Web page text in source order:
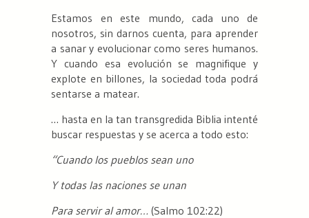
Estamos en este mundo, cada uno de
nosotros, sin darnos cuenta, para aprender
a sanar y evolucionar como seres humanos.
Y cuando esa evolución se magnifique y
explote en billones, la sociedad toda podrá
sentarse a matear.
… hasta en la tan transgredida Biblia intenté
buscar respuestas y se acerca a todo esto:
“Cuando los pueblos sean uno
Y todas las naciones se unan
Para servir al amor… (Salmo 102:22)